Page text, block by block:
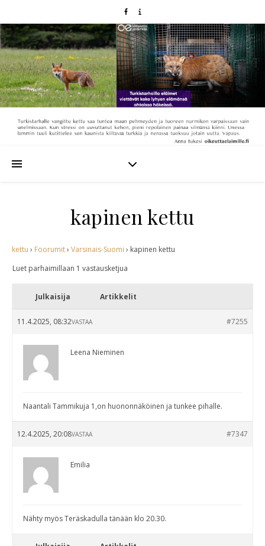
kapinen kettu
kettu › Foorumit› Varsinais-Suomi › kapinen kettu
Luet parhaimillaan 1 vastausketjua
Julkaisija Artikkelit
11.4.2025, 08:32 #7255
VASTAA
Leena Nieminen
Naantali Tammikuja 1,on huononnäköinen ja tunkee pihalle.
12.4.2025, 20:08 #7347
VASTAA
Emilia
Nähty myös Teräskadulla tänään klo 20.30.